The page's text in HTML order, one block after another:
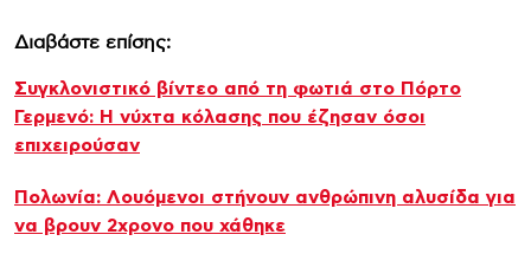
Διαβάστε επίσης:
Συγκλονιστικό βίντεο από τη φωτιά στο Πόρτο
Γερμενό: Η νύχτα κόλασης που έζησαν όσοι
επιχειρούσαν
Πολωνία: Λουόμενοι στήνουν ανθρώπινη αλυσίδα για
να βρουν 2χρονο που χάθηκε